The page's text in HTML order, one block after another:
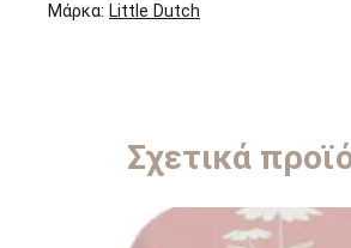
Μάρκα: Little Dutch
Σχετικά